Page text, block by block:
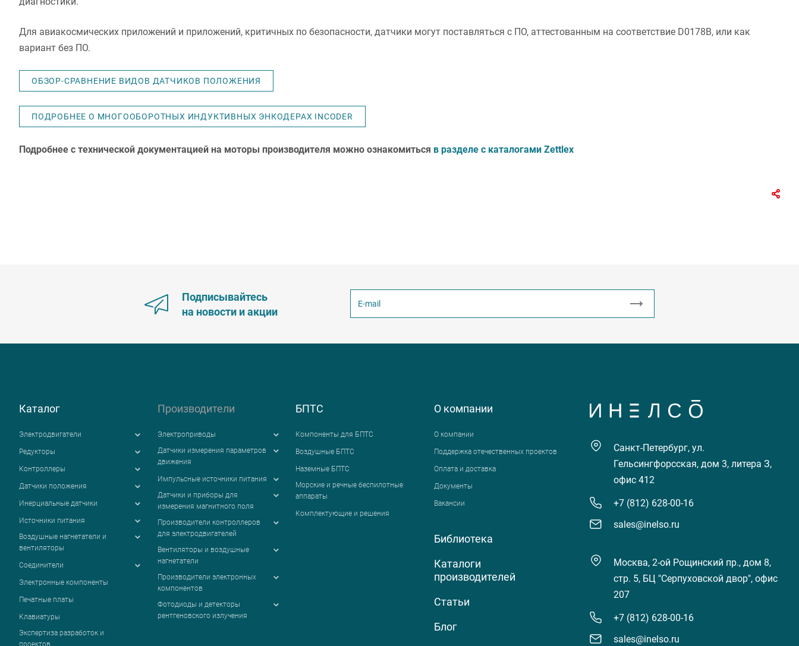
Для авиакосмических приложений и приложений, критичных по безопасности, датчики могут поставляться с ПО, аттестованным на соответствие D0178B, или как
вариант без ПО.
ОБЗОР-СРАВНЕНИЕ ВИДОВ ДАТЧИКОВ ПОЛОЖЕНИЯ
ПОДРОБНЕЕ О МНОГООБОРОТНЫХ ИНДУКТИВНЫХ ЭНКОДЕРАХ INCODER
Подробнее с технической документацией на моторы производителя можно ознакомиться в разделе с каталогами Zettlex
Подписывайтесь
на новости и акции
Каталог
Электродвигатели
Редукторы
Контроллеры
Датчики положения
Инерциальные датчики
Источники питания
Воздушные нагнетатели и
вентиляторы
Соединители
Электронные компоненты
Печатные платы
Клавиатуры
Экспертиза разработок и
Производители
Электроприводы
Датчики измерения параметров
движения
Импульсные источники питания
Датчики и приборы для
измерения магнитного поля
Производители контроллеров
для электродвигателей
Вентиляторы и воздушные
нагнетатели
Производители электронных
компонентов
Фотодиоды и детекторы
рентгеновского излучения
БПТС
Компоненты для БПТС
Воздушные БПТС
Наземные БПТС
Морские и речные беспилотные
аппараты
Комплектующие и решения
О компании
О компании
Поддержка отечественных проектов
Оплата и доставка
Документы
Вакансии
Библиотека
Каталоги
производителей
Статьи
Блог
Санкт-Петербург, ул.
Гельсингфорсская, дом 3, литера З,
офис 412
+7 (812) 628-00-16
sales@inelso.ru
Москва, 2-ой Рощинский пр., дом 8,
стр. 5, БЦ "Серпуховской двор", офис
207
+7 (812) 628-00-16
sales@inelso.ru